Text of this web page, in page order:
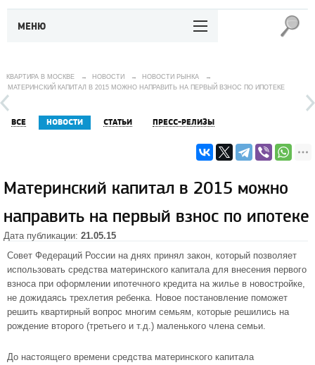
МЕНЮ
КВАРТИРА В МОСКВЕ → НОВОСТИ → НОВОСТИ РЫНКА
→
МАТЕРИНСКИЙ КАПИТАЛ В 2015 МОЖНО НАПРАВИТЬ НА ПЕРВЫЙ ВЗНОС ПО ИПОТЕКЕ
ВСЕ НОВОСТИ СТАТЬИ ПРЕСС-РЕЛИЗЫ
Материнский капитал в 2015 можно
направить на первый взнос по ипотеке
Дата публикации: 21.05.15
Совет Федераций России на днях принял закон, который позволяет
использовать средства материнского капитала для внесения первого
взноса при оформлении ипотечного кредита на жилье в новостройке,
не дожидаясь трехлетия ребенка. Новое постановление поможет
решить квартирный вопрос многим семьям, которые решились на
рождение второго (третьего и т.д.) маленького члена семьи.
До настоящего времени средства материнского капитала